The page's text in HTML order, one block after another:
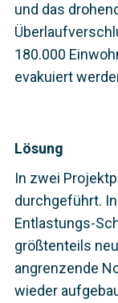
und das
180.000
evakuiert
Lösung
In zwei
durchgeführt.
Entlastungs-
größtenteils
angrenzende
wieder